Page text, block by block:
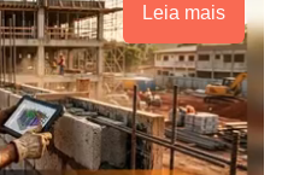
Leia mais